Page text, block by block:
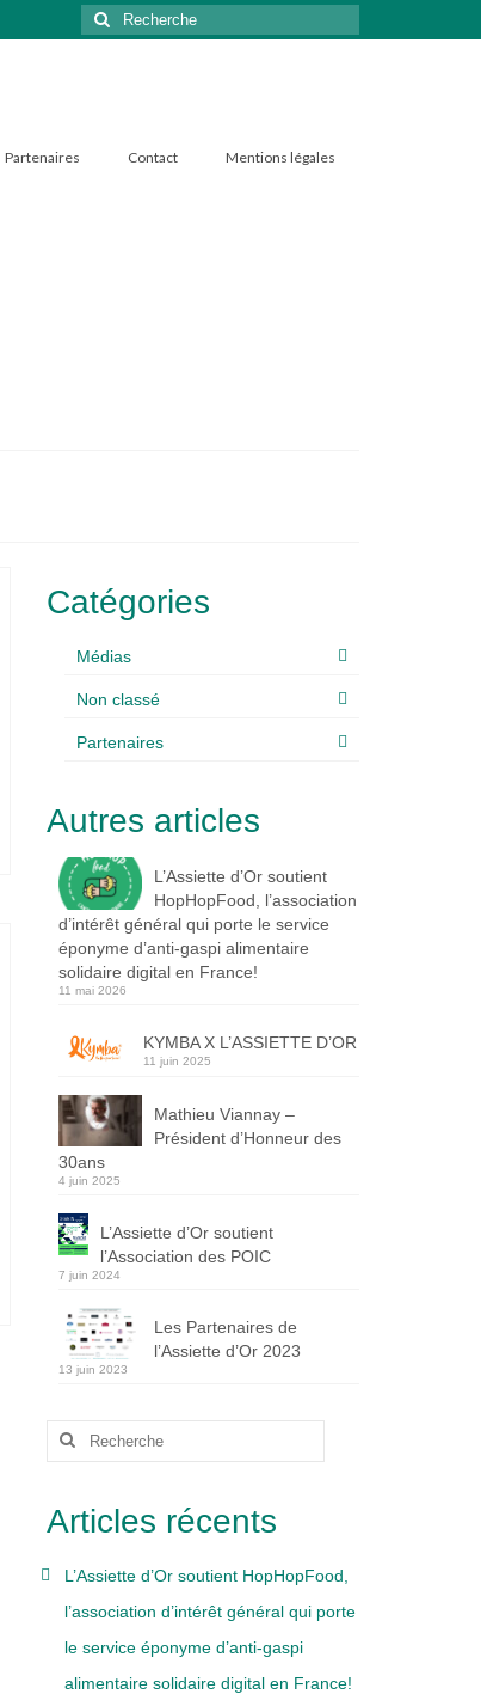
Rechercher
:
Partenaires Contact Mentions légales
Catégories
Médias
Non classé
Partenaires
Autres articles
L’Assiette d’Or soutient
HopHopFood, l’association
d’intérêt général qui porte le service
éponyme d’anti-gaspi alimentaire
solidaire digital en France!
11 mai 2026
KYMBA X L’ASSIETTE D’OR
11 juin 2025
Mathieu Viannay –
Président d’Honneur des
30ans
4 juin 2025
L’Assiette d’Or soutient
l’Association des POIC
7 juin 2024
Les Partenaires de
l’Assiette d’Or 2023
13 juin 2023
Rechercher
Articles récents
L’Assiette d’Or soutient HopHopFood,
l’association d’intérêt général qui porte
le service éponyme d’anti-gaspi
alimentaire solidaire digital en France!